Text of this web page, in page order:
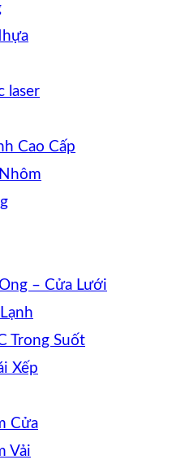
laser
Cao Cấp
– Cửa Lưới
Trong Suốt
Xếp
Cửa
Vải